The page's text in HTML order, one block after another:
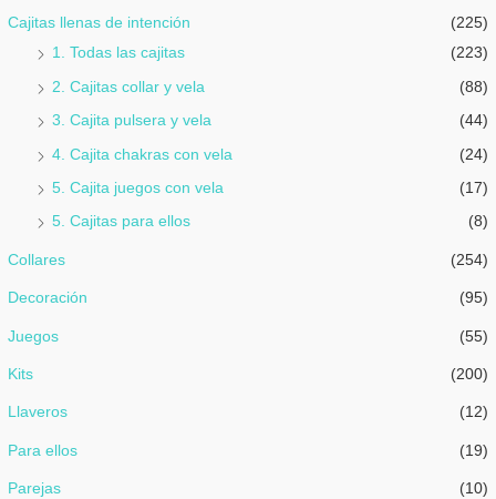
d
5
Cajitas llenas de intención
(225)
1. Todas las cajitas
(223)
2. Cajitas collar y vela (88)
3. Cajita pulsera y vela (44)
4. Cajita chakras con vela (24)
5. Cajita juegos con vela (17)
5. Cajitas para ellos (8)
Collares (254)
Decoración (95)
Juegos (55)
Kits (200)
Llaveros (12)
Para ellos (19)
Parejas (10)